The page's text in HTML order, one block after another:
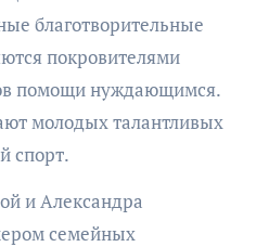
благотворительные
покровителями
помощи нуждающимся.
молодых талантливых
спорт.
и Александра
семейных